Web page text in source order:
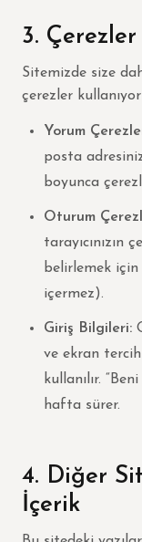
3.
Sitemizde size
çerezler
Yorum
posta
boyunca
Oturum
tarayıcınızın
belirlemek
içermez).
Giriş Bilgileri:
ve ekran
kullanılır.
hafta sürer.
4. Diğer
İçerik